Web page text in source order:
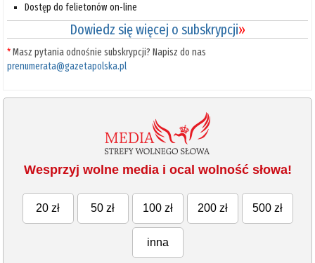
Dostęp do felietonów on-line
Dowiedz się więcej o subskrypcji»
*Masz pytania odnośnie subskrypcji? Napisz do nas
prenumerata@gazetapolska.pl
Wesprzyj wolne media i ocal wolność słowa!
20 zł 50 zł 100 zł 200 zł 500 zł
inna